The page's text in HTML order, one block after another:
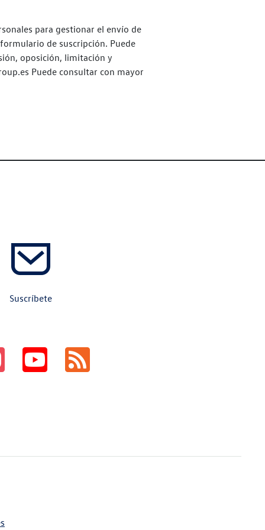
para gestionar el envío de
de suscripción. Puede
oposición, limitación y
Puede consultar con mayor
Suscríbete